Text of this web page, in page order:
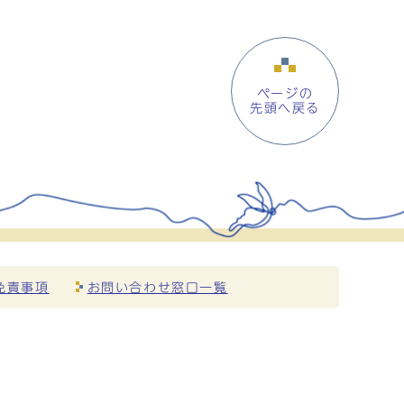
ページの
先頭へ戻る
責事項 お問い合わせ窓口一覧